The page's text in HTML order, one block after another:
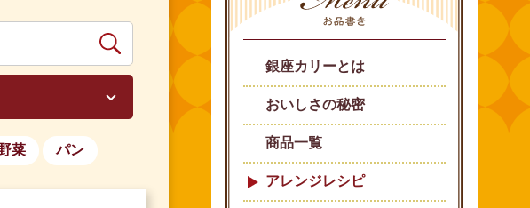
銀座カリーとは
おいしさの秘密
商品一覧
アレンジレシピ
菜 パン